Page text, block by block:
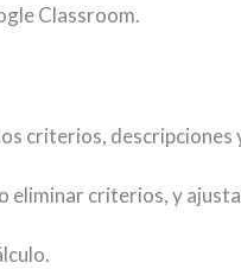
Classroom.
criterios, descripciones
eliminar criterios, y